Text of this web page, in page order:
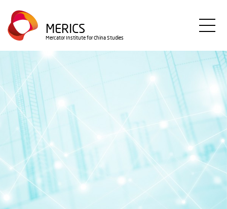
Direkt
zum
Inhalt
MERICS
Mercator Institute for China Studies